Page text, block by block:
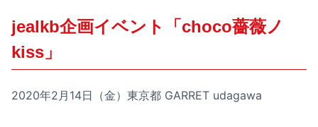
jealkb企画イベント「choco薔薇ノ
kiss」
2020年2月14日（金）東京都 GARRET udagawa